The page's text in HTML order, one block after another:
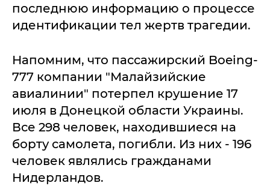
последнюю информацию о процессе
идентификации тел жертв трагедии.
Напомним, что пассажирский Boeing-
777 компании "Малайзийские
авиалинии" потерпел крушение 17
июля в Донецкой области Украины.
Все 298 человек, находившиеся на
борту самолета, погибли. Из них - 196
человек являлись гражданами
Нидерландов.